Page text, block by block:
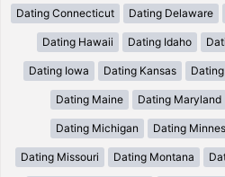
Dating Connecticut Dating Delaware
Dating Hawaii Dating Idaho
Dating Iowa Dating Kansas
Dating Maine Dating Maryland
Dating Michigan Dating
Dating Missouri Dating Montana